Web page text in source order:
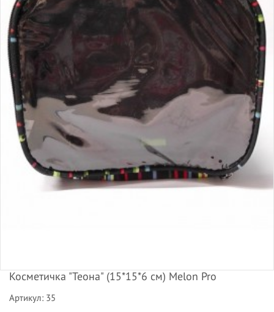
Косметичка "Теона" (15*15*6 см) Melon Pro
Артикул: 35